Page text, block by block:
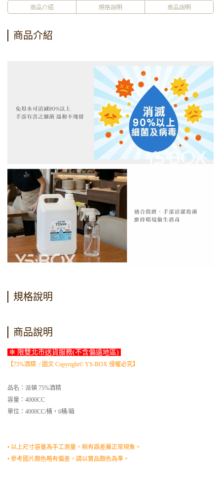
商品介紹 規格說明 商品說明
商品介紹
規格說明
商品說明
✼ 限雙北市送貨服務(不含偏遠地區)
【75%酒精 / 圖文 Copyright© YS-BOX 侵權必究】
品名：派頓 75%酒精
容量：4000CC
單位：4000CC/桶，6桶/箱
• 以上尺寸容量為手工測量，稍有誤差屬正常現象。
• 參考圖片顏色略有偏差，請以實品顏色為準。